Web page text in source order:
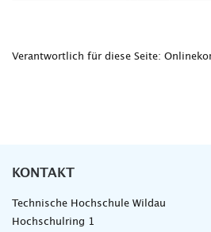
Verantwortlich für diese Seite:
KONTAKT
Technische Hochschule Wildau
Hochschulring 1